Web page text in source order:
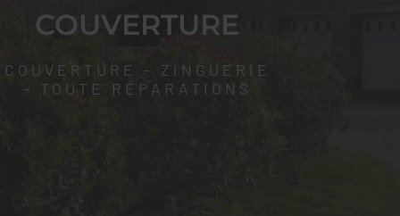
COUVERTURE
COUVERTURE - ZINGUERIE
- TOUTE RÉPARATIONS